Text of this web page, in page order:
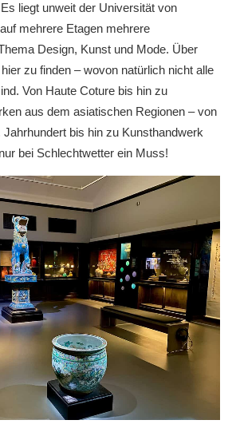
liegt unweit der Universität von
mehrere Etagen mehrere
Design, Kunst und Mode. Über
zu finden – wovon natürlich nicht alle
Von Haute Coture bis hin zu
aus dem asiatischen Regionen – von
bis hin zu Kunsthandwerk
bei Schlechtwetter ein Muss!